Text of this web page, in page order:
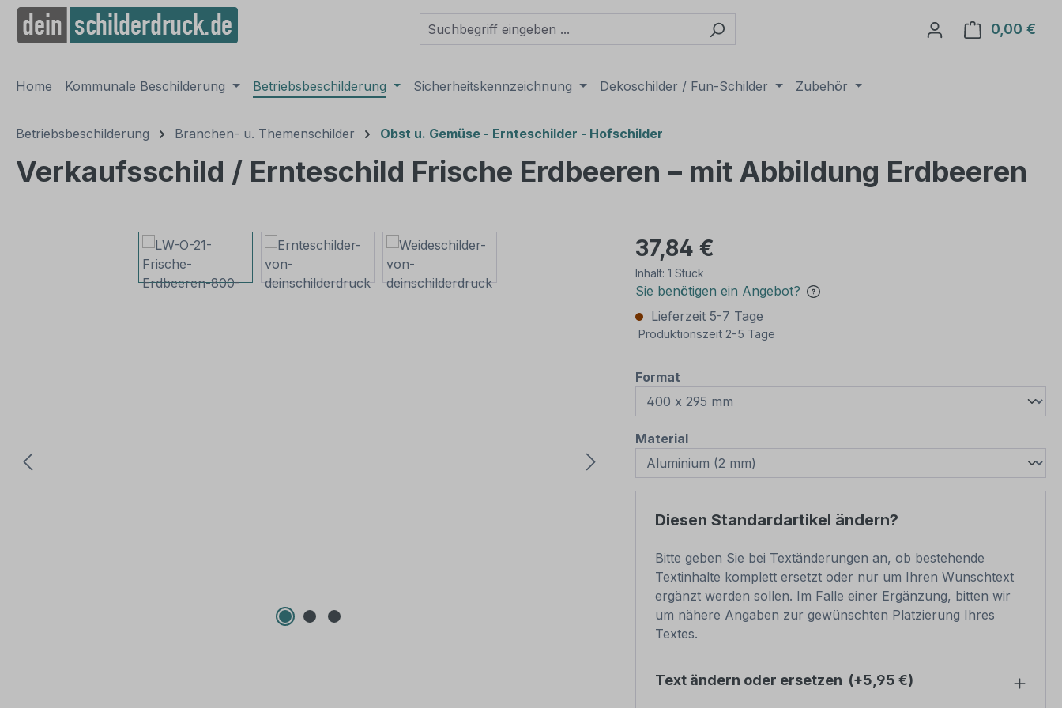
Zur Hauptnavigation springen
0,00 €
Home Kommunale Beschilderung Betriebsbeschilderung Sicherheitskennzeichnung Dekoschilder / Fun-Schilder Zubehör
Betriebsbeschilderung Branchen- u. Themenschilder Obst u. Gemüse - Ernteschilder - Hofschilder
Verkaufsschild / Ernteschild Frische Erdbeeren – mit Abbildung Erdbeeren
Bildergalerie überspringen 37,84 €
Inhalt: 1 Stück
Sie benötigen ein Angebot?
Lieferzeit 5-7 Tage
Produktionszeit 2-5 Tage
Format
Materialauswählen
Diesen Standardartikel ändern?
Bitte geben Sie bei Textänderungen an, ob bestehende
Textinhalte komplett ersetzt oder nur um Ihren Wunschtext
ergänzt werden sollen. Im Falle einer Ergänzung, bitten wir
um nähere Angaben zur gewünschten Platzierung Ihres
Textes.
Text ändern oder ersetzen (+5,95 €)